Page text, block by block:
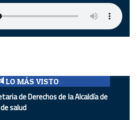
LO MÁS VISTO
de Derechos de la Alcaldía de
salud